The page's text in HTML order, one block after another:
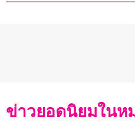
ข่าวยอดนิยมในห